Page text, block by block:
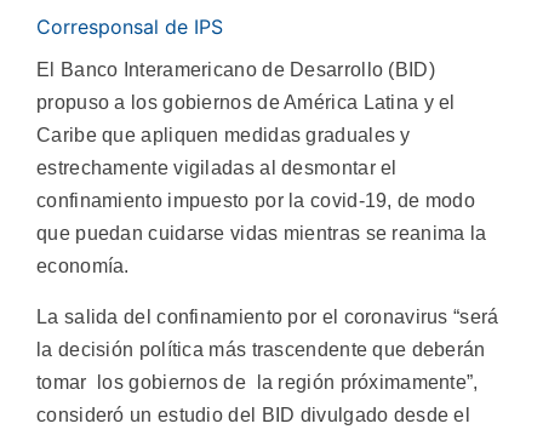
Corresponsal de IPS
El Banco Interamericano de Desarrollo (BID)
propuso a los gobiernos de América Latina y el
Caribe que apliquen medidas graduales y
estrechamente vigiladas al desmontar el
confinamiento impuesto por la covid-19, de modo
que puedan cuidarse vidas mientras se reanima la
economía.
La salida del confinamiento por el coronavirus “será
la decisión política más trascendente que deberán
tomar los gobiernos de la región próximamente”,
consideró un estudio del BID divulgado desde el